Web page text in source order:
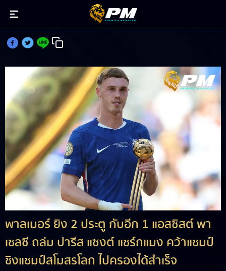
พาลเมอร์ ฉายแสงพา เชลซี เถลิงแชมป์สโมสรโลก
พาลเมอร์ ยิง 2 ประตู กับอีก 1 แอสซิสต์ พา
เชลซี ถล่ม ปารีส แซงต์ แชร์กแมง คว้าแชมป์
ชิงแชมป์สโมสรโลก ไปครองได้สำเร็จ